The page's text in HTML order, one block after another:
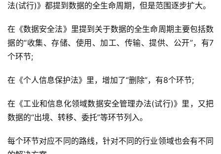
法(试行)》都提到数据的全生命周期，但是范围逐步扩大。
在《数据安全法》里提到关于数据的全生命周期主要包括数
据的“收集、存储、使用、加工、传输、提供、公开”，有7
个环节;
在《个人信息保护法》里，增加了“删除”，有8个环节;
在《工业和信息化领域数据安全管理办法(试行)》里，又把
数据的“出境、转移、委托”等环节列入。
每个环节对应不同的路线，针对不同的行业领域也会有不同